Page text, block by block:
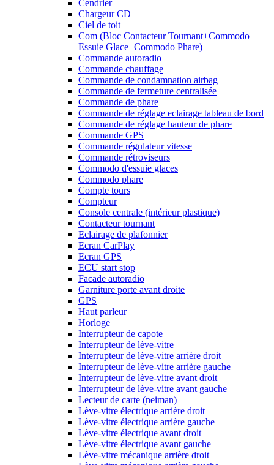
Cendrier
Chargeur CD
Ciel de toit
Com (Bloc Contacteur Tournant+Commodo
Essuie Glace+Commodo Phare)
Commande autoradio
Commande chauffage
Commande de condamnation airbag
Commande de fermeture centralisée
Commande de phare
Commande de réglage eclairage tableau de bord
Commande de réglage hauteur de phare
Commande GPS
Commande régulateur vitesse
Commande rétroviseurs
Commodo d'essuie glaces
Commodo phare
Compte tours
Compteur
Console centrale (intérieur plastique)
Contacteur tournant
Eclairage de plafonnier
Ecran CarPlay
Ecran GPS
ECU start stop
Facade autoradio
Garniture porte avant droite
GPS
Haut parleur
Horloge
Interrupteur de capote
Interrupteur de lève-vitre
Interrupteur de lève-vitre arrière droit
Interrupteur de lève-vitre arrière gauche
Interrupteur de lève-vitre avant droit
Interrupteur de lève-vitre avant gauche
Lecteur de carte (neiman)
Lève-vitre électrique arrière droit
Lève-vitre électrique arrière gauche
Lève-vitre électrique avant droit
Lève-vitre électrique avant gauche
Lève-vitre mécanique arrière droit